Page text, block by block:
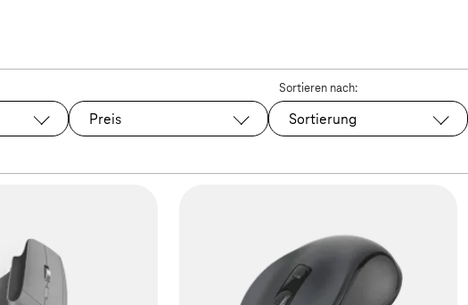
Preis
Sortieren nach:
Sortierung